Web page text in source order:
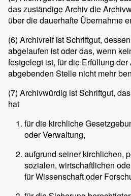
das zuständige Archiv die
über die dauerhafte Übernahme
(6) Archivreif ist Schriftgut,
abgelaufen ist oder das, wenn
festgelegt ist, für die Erfüllung
abgebenden Stelle nicht mehr
(7) Archivwürdig ist Schriftgut,
hat
für die kirchliche
oder Verwaltung,
aufgrund seiner kirchlichen,
sozialen, wirtschaftlichen
für Wissenschaft oder